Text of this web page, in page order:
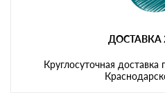
ДОСТАВКА
Круглосуточная